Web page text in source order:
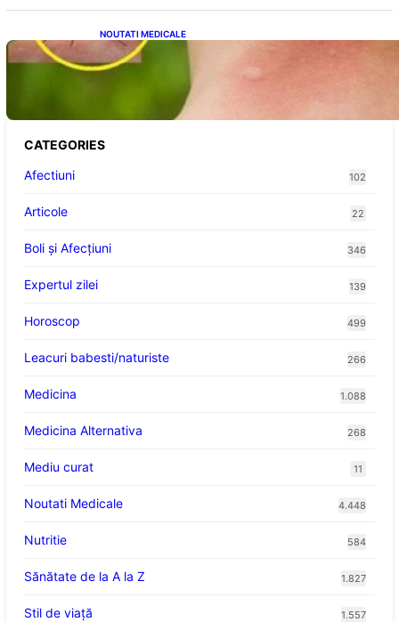
NOUTATI MEDICALE
Cum bacteriile pielii influențează atracția
țânțarilor: O nouă viziune asupra alegerii
CATEGORIES
Afectiuni
102
Articole 22
Boli și Afecțiuni 346
Expertul zilei 139
Horoscop 499
Leacuri babesti/naturiste 266
Medicina 1.088
Medicina Alternativa 268
Mediu curat 11
Noutati Medicale 4.448
Nutritie 584
Sănătate de la A la Z 1.827
Stil de viaţă 1.557